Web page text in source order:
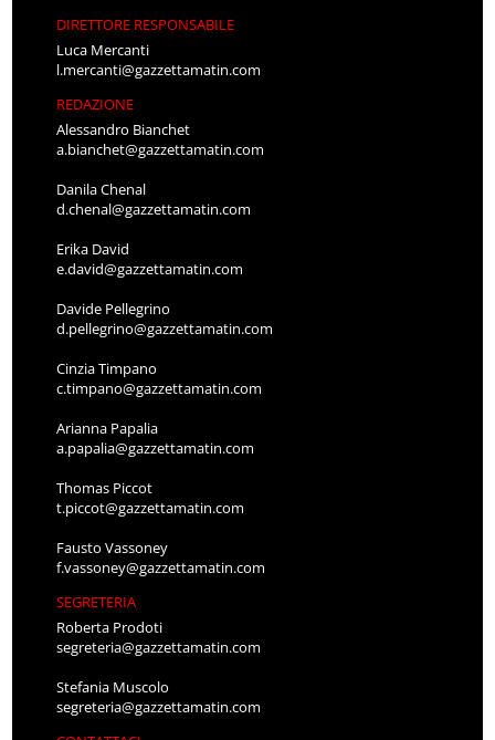
DIRETTORE RESPONSABILE
Luca Mercanti
l.mercanti@gazzettamatin.com
REDAZIONE
Alessandro Bianchet
a.bianchet@gazzettamatin.com
Danila Chenal
d.chenal@gazzettamatin.com
Erika David
e.david@gazzettamatin.com
Davide Pellegrino
d.pellegrino@gazzettamatin.com
Cinzia Timpano
c.timpano@gazzettamatin.com
Arianna Papalia
a.papalia@gazzettamatin.com
Thomas Piccot
t.piccot@gazzettamatin.com
Fausto Vassoney
f.vassoney@gazzettamatin.com
SEGRETERIA
Roberta Prodoti
segreteria@gazzettamatin.com
Stefania Muscolo
segreteria@gazzettamatin.com